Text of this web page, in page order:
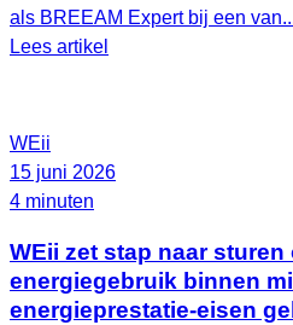
als BREEAM Expert bij een
Lees artikel
WEii
15 juni 2026
4 minuten
WEii zet stap naar
energiegebruik binnen
energieprestatie-eisen